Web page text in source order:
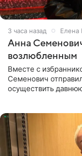
3 часа назад Елена
Анна
возлюбленным
Вместе с
Семенович
осуществить